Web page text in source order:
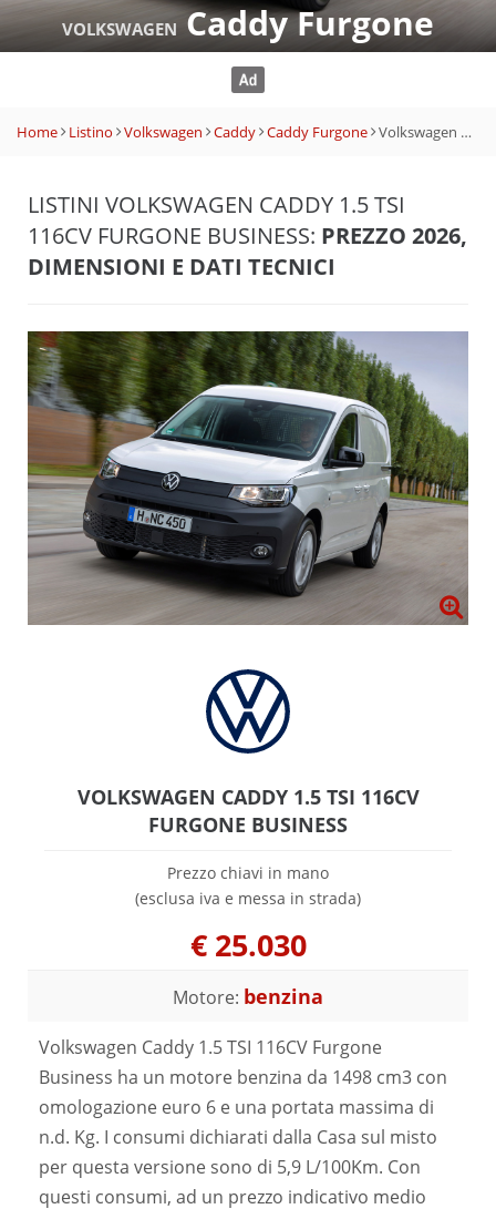
VOLKSWAGENCaddy Furgone
Home Listino Volkswagen Caddy Caddy Furgone Volkswagen Caddy 1.5 TSI 116CV Furgone Business
LISTINI VOLKSWAGEN CADDY 1.5 TSI
116CV FURGONE BUSINESS: PREZZO 2026,
DIMENSIONI E DATI TECNICI
VOLKSWAGEN CADDY 1.5 TSI 116CV
FURGONE BUSINESS
Prezzo chiavi in mano
(esclusa iva e messa in strada)
€ 25.030
Motore: benzina
Volkswagen Caddy 1.5 TSI 116CV Furgone
Business ha un motore benzina da 1498 cm3 con
omologazione euro 6 e una portata massima di
n.d. Kg. I consumi dichiarati dalla Casa sul misto
per questa versione sono di 5,9 L/100Km. Con
questi consumi, ad un prezzo indicativo medio